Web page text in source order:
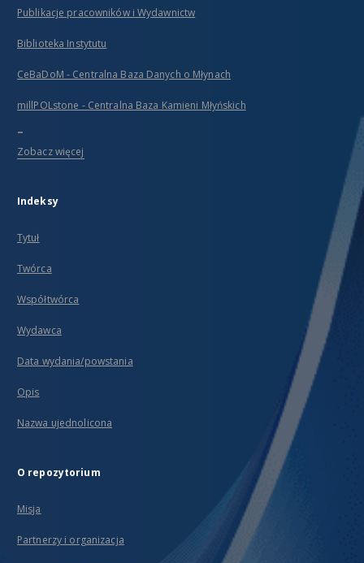
Publikacje pracowników i Wydawnictw
Biblioteka Instytutu
CeBaDoM - Centralna Baza Danych o Młynach
millPOLstone - Centralna Baza Kamieni Młyńskich
...
Zobacz więcej
Indeksy
Tytuł
Twórca
Współtwórca
Wydawca
Data wydania/powstania
Opis
Nazwa ujednolicona
O repozytorium
Misja
Partnerzy i organizacja